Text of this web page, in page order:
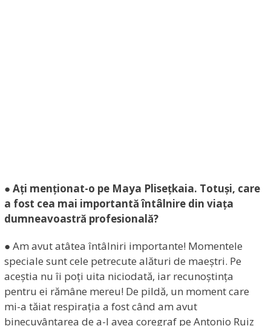
● Ați menționat-o pe Maya Plisețkaia. Totuși, care
a fost cea mai importantă întâlnire din viața
dumneavoastră profesională?
● Am avut atâtea întâlniri importante! Momentele
speciale sunt cele petrecute alături de maeștri. Pe
aceștia nu îi poți uita niciodată, iar recunoștința
pentru ei rămâne mereu! De pildă, un moment care
mi-a tăiat respirația a fost când am avut
binecuvântarea de a-l avea coregraf pe Antonio Ruiz